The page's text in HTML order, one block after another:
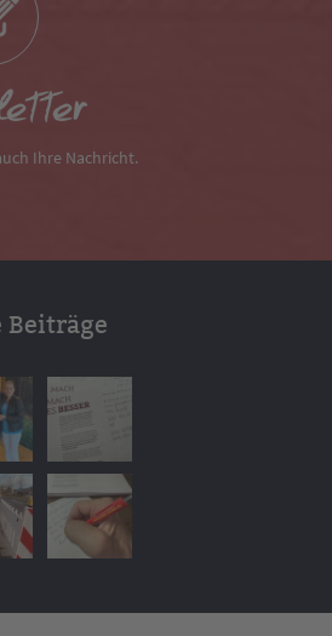
Ihre Nachricht.
Beiträge